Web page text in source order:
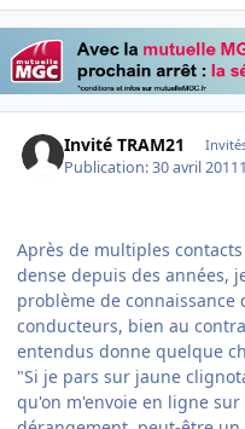
Invité TRAM21
Publication:30 avril 2011
Après de multiples
dense depuis des années,
problème de
conducteurs, bien au
entendus donne quelque
"Si je pars sur jaune
qu'on m'envoie en ligne